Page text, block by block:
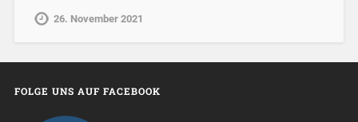
26. November 2021
FOLGE UNS AUF FACEBOOK